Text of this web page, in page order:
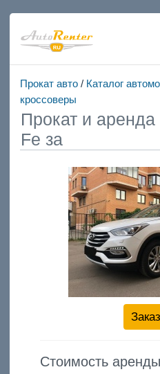
Прокат авто/ Каталог
кроссоверы
Прокат и
Fе за
Стоимость